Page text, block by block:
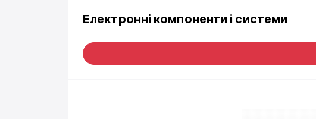
Електронні компоненти і системи